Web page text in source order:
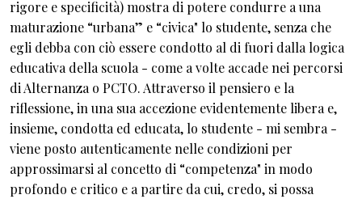
rigore e specificità) mostra di potere condurre a una
maturazione “urbana” e “civica" lo studente, senza che
egli debba con ciò essere condotto al di fuori dalla logica
educativa della scuola - come a volte accade nei percorsi
di Alternanza o PCTO. Attraverso il pensiero e la
riflessione, in una sua accezione evidentemente libera e,
insieme, condotta ed educata, lo studente - mi sembra -
viene posto autenticamente nelle condizioni per
approssimarsi al concetto di “competenza" in modo
profondo e critico e a partire da cui, credo, si possa